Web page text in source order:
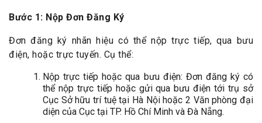
Bước 1: Nộp Đơn Đăng Ký
Đơn đăng ký nhãn hiệu có thể nộp trực tiếp, qua bưu
điện, hoặc trực tuyến. Cụ thể:
Nộp trực tiếp hoặc qua bưu điện: Đơn đăng ký có
thể nộp trực tiếp hoặc gửi qua bưu điện tới trụ sở
Cục Sở hữu trí tuệ tại Hà Nội hoặc 2 Văn phòng đại
diện của Cục tại TP. Hồ Chí Minh và Đà Nẵng.